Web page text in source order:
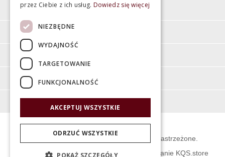
sobota 10:00 - 15:00
Moje konto
O firmie
© Świat Łazienek XXI w. Wszelkie prawa zastrzeżone.
Projekt graficzny KQSDesign: Oprogramowanie KQS.store
przez Ciebie z ich usług. Dowiedz się więcej
NIEZBĘDNE
WYDAJNOŚĆ
TARGETOWANIE
FUNKCJONALNOŚĆ
AKCEPTUJ WSZYSTKIE
ODRZUĆ WSZYSTKIE
POKAŻ SZCZEGÓŁY